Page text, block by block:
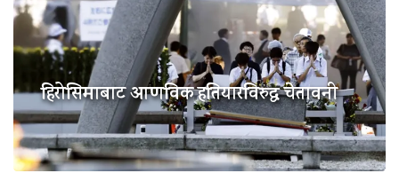
हिरोसिमाबाट आणविक हतियारविरुद्ध चेतावनी